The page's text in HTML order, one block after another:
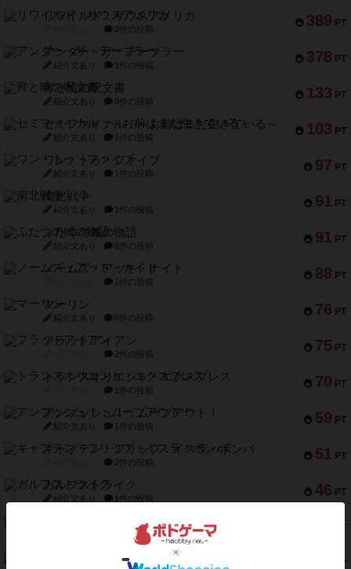
389 PT
リワイルド：サウスアメリカ
2件の投稿
378 PT
アンダー・ザ・テーブラー
紹介文あり 1件の投稿
133 PT
宵と暁の呪文書
紹介文あり 8件の投稿
103 PT
セミファイナル ～お前はまだ生きている～
紹介文あり 1件の投稿
97 PT
ワン・トゥ・ファイブ
紹介文あり 1件の投稿
91 PT
南北戦争
紹介文あり 1件の投稿
91 PT
ふたつの城の物語
紹介文あり 6件の投稿
88 PT
ノームズ・アット・ナイト
1件の投稿
76 PT
マーリン
紹介文あり 6件の投稿
75 PT
フラットアイアン
2件の投稿
70 PT
トランスオリエント・エクスプレス
1件の投稿
59 PT
アンブッシュ！：ムーブアウト！
紹介文あり 1件の投稿
51 PT
キャプテン・フリップ：イスラ・ボンバ
2件の投稿
46 PT
ガルフストライク
紹介文あり 1件の投稿
PT
エコーズ・オブ・タイム
8件の投稿
PT